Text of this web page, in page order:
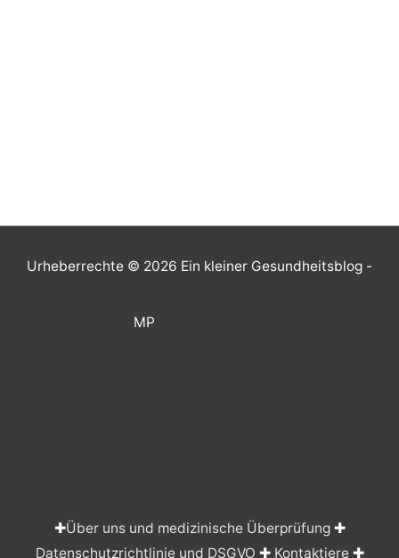
Urheberrechte © 2026 Ein kleiner Gesundheitsblog -
MP
✚Über uns und medizinische Überprüfung✚
Datenschutzrichtlinie und DSGVO ✚ Kontaktiere✚